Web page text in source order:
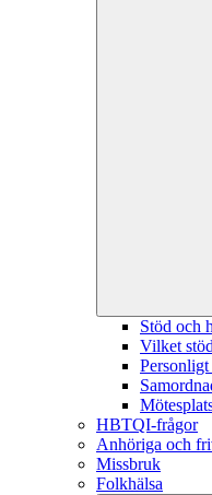
Stöd och
Vilket
HBTQI-frågor
Anhöriga och
Missbruk
Folkhälsa